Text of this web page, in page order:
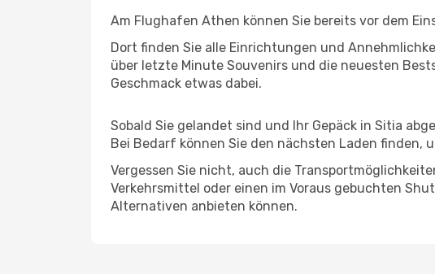
Am Flughafen Athen können Sie bereits vor dem
Dort finden Sie alle Einrichtungen und
über letzte Minute Souvenirs und die neuesten
Geschmack etwas dabei.
Sobald Sie gelandet sind und Ihr Gepäck in Sitia
Bei Bedarf können Sie den nächsten Laden finden,
Vergessen Sie nicht, auch die
Verkehrsmittel oder einen im Voraus gebuchten
Alternativen anbieten können.